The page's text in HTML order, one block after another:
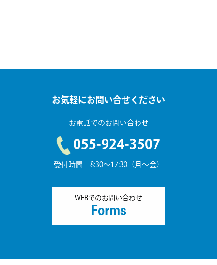
お気軽にお問い合せください
お電話でのお問い合わせ
055-924-3507
受付時間 8:30～17:30（月～金）
WEBでのお問い合わせ
Forms